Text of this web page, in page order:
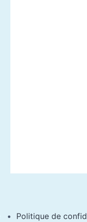
Politique de